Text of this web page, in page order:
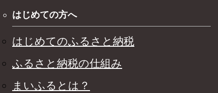
はじめての方へ
はじめてのふるさと納税
ふるさと納税の仕組み
まいふるとは？